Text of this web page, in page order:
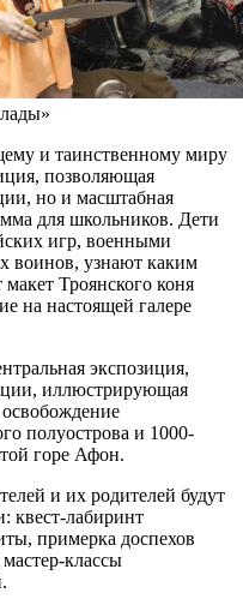
и таинственному миру
позволяющая
но и масштабная
для школьников. Дети
игр, военными
воинов, узнают каким
Троянского коня
на настоящей галере
экспозиция,
иллюстрирующая
полуострова и 1000-
горе Афон.
и их родителей будут
квест-лабиринт
примерка доспехов
классы